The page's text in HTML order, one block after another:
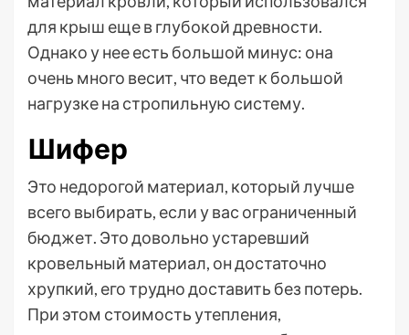
для крыш еще в глубокой древности.
Однако у нее есть большой минус: она
очень много весит, что ведет к большой
нагрузке на стропильную систему.
Шифер
Это недорогой материал, который лучше
всего выбирать, если у вас ограниченный
бюджет. Это довольно устаревший
кровельный материал, он достаточно
хрупкий, его трудно доставить без потерь.
При этом стоимость утепления,